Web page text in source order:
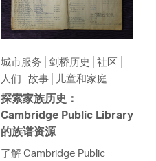
城市服务 剑桥历史
社区
人们 故事 儿童和家庭
探索家族历史：
Cambridge Public Library
的族谱资源
了解 Cambridge Public